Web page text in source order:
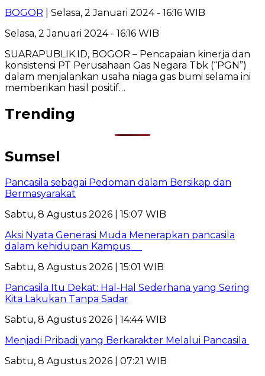
BOGOR | Selasa, 2 Januari 2024 - 16:16 WIB
Selasa, 2 Januari 2024 - 16:16 WIB
SUARAPUBLIK.ID, BOGOR – Pencapaian kinerja dan
konsistensi PT Perusahaan Gas Negara Tbk (“PGN”)
dalam menjalankan usaha niaga gas bumi selama ini
memberikan hasil positif…
Trending
Sumsel
Pancasila sebagai Pedoman dalam Bersikap dan
Bermasyarakat
Sabtu, 8 Agustus 2026 | 15:07 WIB
Aksi Nyata Generasi Muda Menerapkan pancasila
dalam kehidupan Kampus
Sabtu, 8 Agustus 2026 | 15:01 WIB
Pancasila Itu Dekat: Hal-Hal Sederhana yang Sering
Kita Lakukan Tanpa Sadar
Sabtu, 8 Agustus 2026 | 14:44 WIB
Menjadi Pribadi yang Berkarakter Melalui Pancasila
Sabtu, 8 Agustus 2026 | 07:21 WIB